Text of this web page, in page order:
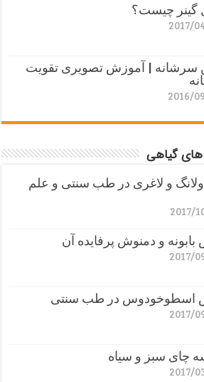
گینر چیست؟
2017/
سرشانه | آموزش تصویری تقویت
2016/
های گیاهی
و لاغری در طب سنتی و علم
2017/
و دمنوش پرفایده آن
2017/
اسطوخودوس در طب سنتی
2017/
چای سبز و سیاه
2017/